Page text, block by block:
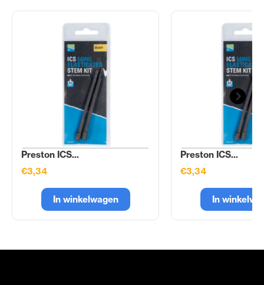
Preston ICS...
€3,34
In winkelwagen
Preston ICS...
€3,34
In